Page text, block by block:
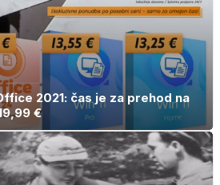
2021: čas je za prehod na
€